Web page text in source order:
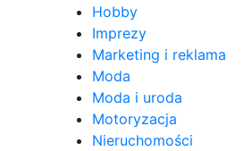
Hobby
Imprezy
Marketing i reklama
Moda
Moda i uroda
Motoryzacja
Nieruchomości